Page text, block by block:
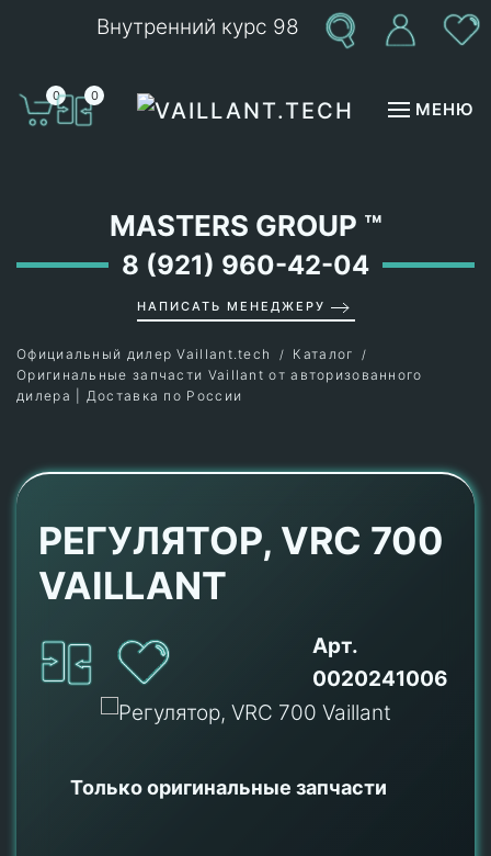
Внутренний курс 98
0 0
МЕНЮ
MASTERS GROUP ™
8 (921) 960-42-04
НАПИСАТЬ МЕНЕДЖЕРУ
Официальный дилер Vaillant.tech
Каталог
Оригинальные запчасти Vaillant от авторизованного
дилера | Доставка по России
РЕГУЛЯТОР, VRC 700
VAILLANT
Арт.
0020241006
Только оригинальные запчасти